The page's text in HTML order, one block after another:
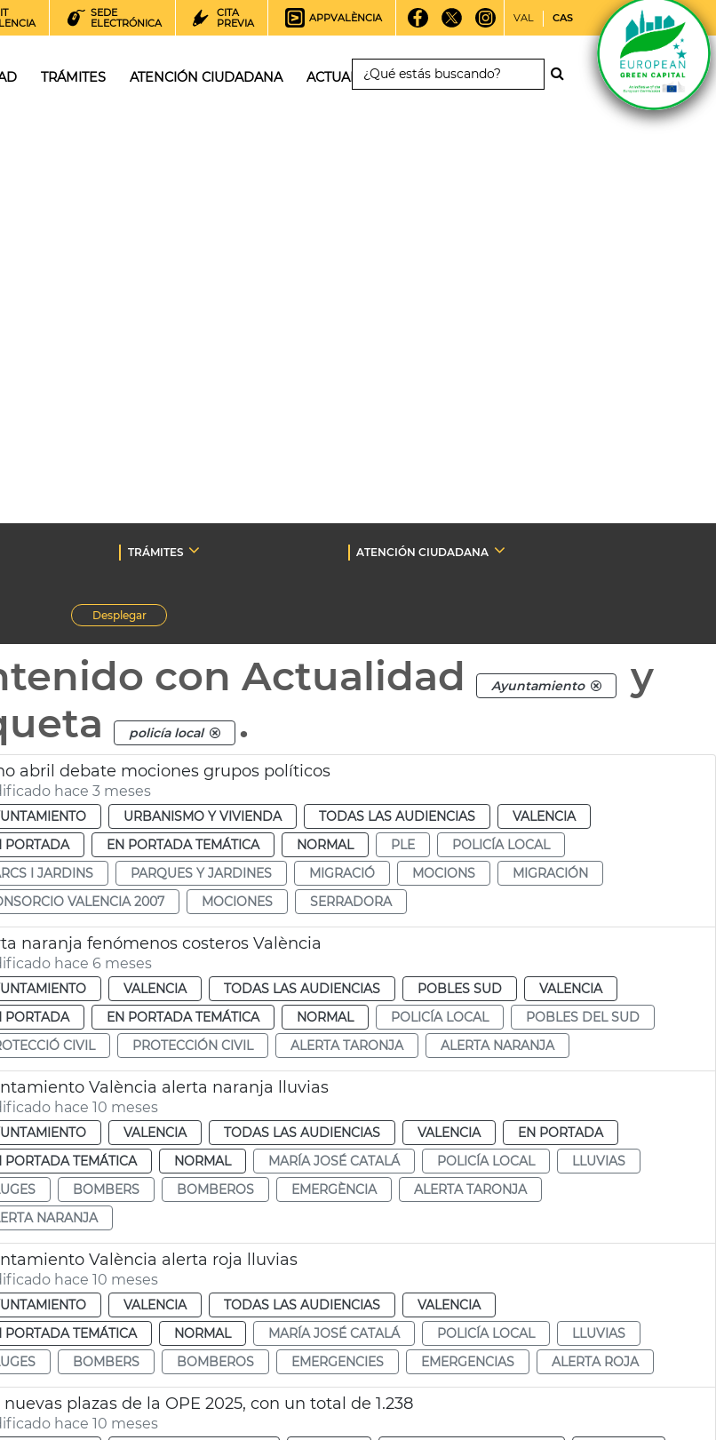
SEDE
ELECTRÓNICA
CITA
PREVIA
APPVALÈNCIA VAL CAS
TRÁMITES ATENCIÓN CIUDADANA ACTUALIDAD
TRÁMITES
ATENCIÓN CIUDADANA
Desplegar
con Actualidad Ayuntamiento
y
policía local .
abril debate mociones grupos políticos
hace 3 meses
URBANISMO Y VIVIENDA TODAS LAS AUDIENCIAS
VALENCIA
PORTADA
EN PORTADA TEMÁTICA NORMAL PLE
POLICÍA LOCAL
I JARDINS
PARQUES Y JARDINES MIGRACIÓ MOCIONS
MIGRACIÓN
VALENCIA 2007
MOCIONES SERRADORA
naranja fenómenos costeros València
hace 6 meses
VALENCIA TODAS LAS AUDIENCIAS POBLES SUD
VALENCIA
PORTADA
EN PORTADA TEMÁTICA NORMAL POLICÍA LOCAL
POBLES DEL SUD
CIVIL
PROTECCIÓN CIVIL ALERTA TARONJA ALERTA NARANJA
València alerta naranja lluvias
hace 10 meses
VALENCIA TODAS LAS AUDIENCIAS VALENCIA
EN PORTADA
PORTADA TEMÁTICA
NORMAL MARÍA JOSÉ CATALÁ POLICÍA LOCAL
LLUVIAS
BOMBERS BOMBEROS EMERGÈNCIA
ALERTA TARONJA
NARANJA
València alerta roja lluvias
hace 10 meses
VALENCIA TODAS LAS AUDIENCIAS
VALENCIA
PORTADA TEMÁTICA
NORMAL MARÍA JOSÉ CATALÁ POLICÍA LOCAL
LLUVIAS
BOMBERS BOMBEROS EMERGENCIES EMERGENCIAS ALERTA ROJA
plazas de la OPE 2025, con un total de 1.238
hace 10 meses